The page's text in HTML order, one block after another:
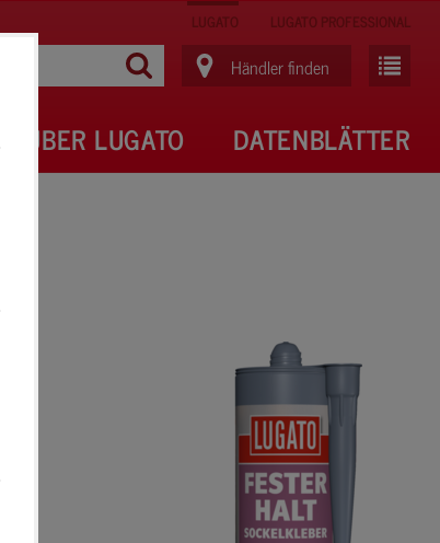
ÜBER LUGATO DATENBLÄTTER
Händler finden
LUGATO LUGATO PROFESSIONAL